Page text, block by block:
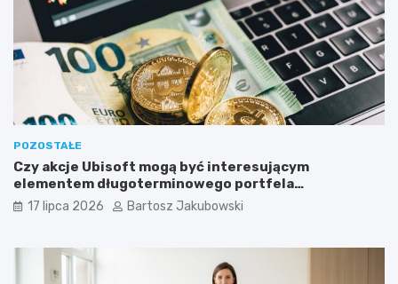
POZOSTAŁE
Czy akcje Ubisoft mogą być interesującym
elementem długoterminowego portfela
inwestycyjnego?
17 lipca 2026 Bartosz Jakubowski